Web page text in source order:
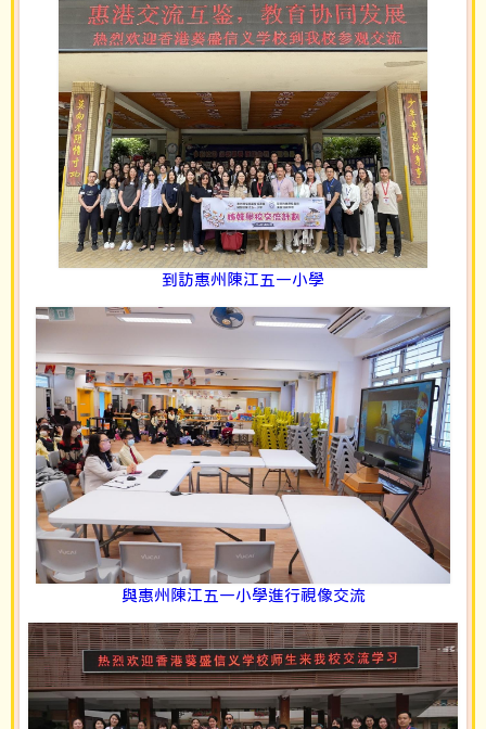
到訪惠州陳江五一小學
與惠州陳江五一小學進行視像交流